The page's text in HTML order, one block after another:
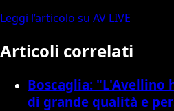
Leggi l’articolo su AV LIVE
Articoli correlati
Boscaglia: "L'Avellino
di grande qualità e